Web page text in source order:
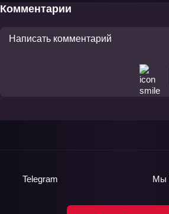
восстания» Фильм-3
Комментарии
Telegram Мы